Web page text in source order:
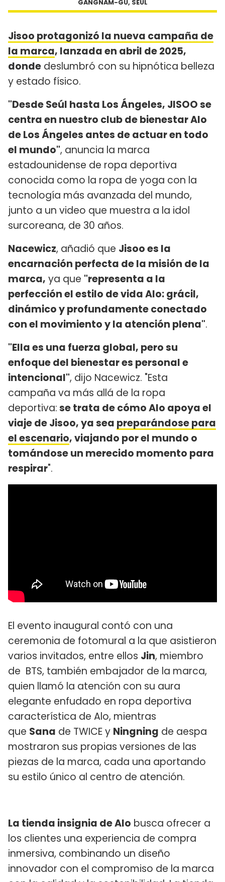
GANGNAM-GU, SEÚL
Jisoo protagonizó la nueva campaña de
la marca, lanzada en abril de 2025,
donde deslumbró con su hipnótica belleza
y estado físico.
"Desde Seúl hasta Los Ángeles, JISOO se
centra en nuestro club de bienestar Alo
de Los Ángeles antes de actuar en todo
el mundo", anuncia la marca
estadounidense de ropa deportiva
conocida como la ropa de yoga con la
tecnología más avanzada del mundo,
junto a un video que muestra a la idol
surcoreana, de 30 años.
Nacewicz, añadió que Jisoo es la
encarnación perfecta de la misión de la
marca, ya que "representa a la
perfección el estilo de vida Alo: grácil,
dinámico y profundamente conectado
con el movimiento y la atención plena".
"Ella es una fuerza global, pero su
enfoque del bienestar es personal e
intencional", dijo Nacewicz. "Esta
campaña va más allá de la ropa
deportiva:se trata de cómo Alo apoya el
viaje de Jisoo, ya sea preparándose para
el escenario, viajando por el mundo o
tomándose un merecido momento para
respirar".
El evento inaugural contó con una
ceremonia de fotomural a la que asistieron
varios invitados, entre ellos Jin, miembro
de BTS, también embajador de la marca,
quien llamó la atención con su aura
elegante enfudado en ropa deportiva
característica de Alo, mientras
que Sana de TWICE y Ningning de aespa
mostraron sus propias versiones de las
piezas de la marca, cada una aportando
su estilo único al centro de atención.
La tienda insignia de Alo busca ofrecer a
los clientes una experiencia de compra
inmersiva, combinando un diseño
innovador con el compromiso de la marca